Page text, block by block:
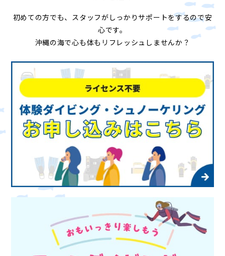
初めての方でも、スタッフがしっかりサポートをするので安
心です。
沖縄の海で心も体もリフレッシュしませんか？